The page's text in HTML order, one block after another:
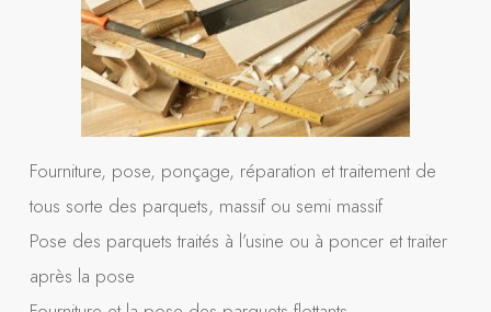
Fourniture, pose, ponçage, réparation et traitement de
tous sorte des parquets, massif ou semi massif
Pose des parquets traités à l’usine ou à poncer et traiter
après la pose